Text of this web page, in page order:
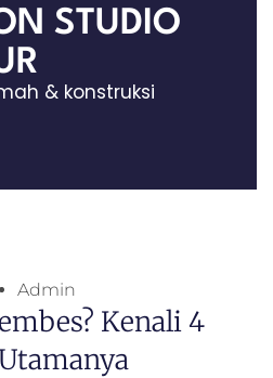
STUDIO
& konstruksi
Admin
Kenali 4